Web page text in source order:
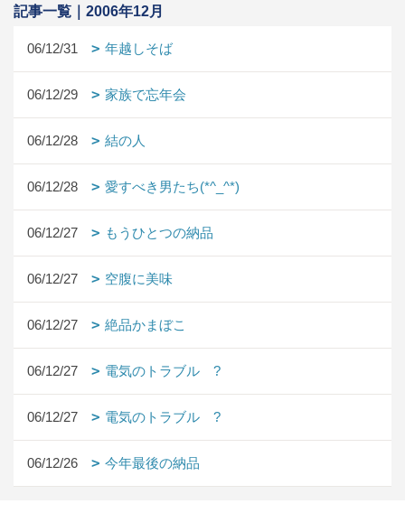
記事一覧｜2006年12月
06/12/31 年越しそば
06/12/29 家族で忘年会
06/12/28 結の人
06/12/28 愛すべき男たち(*^_^*)
06/12/27 もうひとつの納品
06/12/27 空腹に美味
06/12/27 絶品かまぼこ
06/12/27 電気のトラブル ?
06/12/27 電気のトラブル ?
06/12/26 今年最後の納品